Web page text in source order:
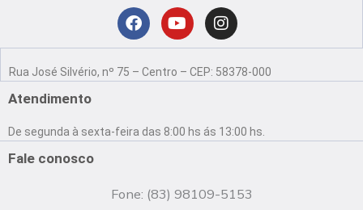
F
c
o
o
Y
u
b
e
I
n
s
g
r
Rua José Silvério, nº 75 – Centro – CEP: 58378-000
Atendimento
De segunda à sexta-feira das 8:00 hs ás 13:00 hs.
Fale conosco
Fone: (83) 98109-5153